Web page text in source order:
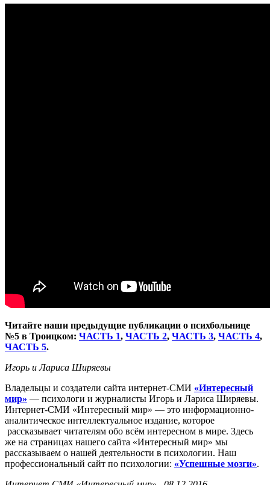
Читайте наши предыдущие публикации о психбольнице
№5 в Троицком: ЧАСТЬ 1, ЧАСТЬ 2, ЧАСТЬ 3, ЧАСТЬ 4,
ЧАСТЬ 5.
Игорь и Лариса Ширяевы
Владельцы и создатели сайта интернет-СМИ «Интересный
мир» — психологи и журналисты Игорь и Лариса Ширяевы.
Интернет-СМИ «Интересный мир» — это информационно-
аналитическое интеллектуальное издание, которое
рассказывает читателям обо всём интересном в мире. Здесь
же на страницах нашего сайта «Интересный мир» мы
рассказываем о нашей деятельности в психологии. Наш
профессиональный сайт по психологии: «Успешные мозги».